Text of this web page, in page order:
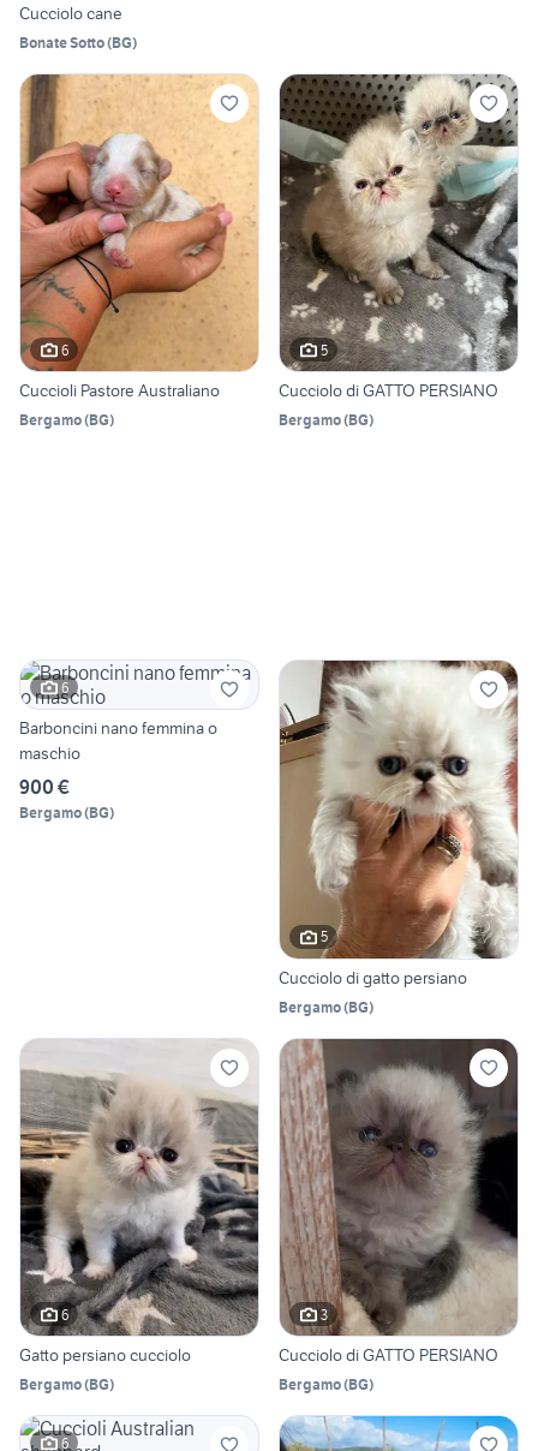
Cucciolo cane
Bonate Sotto(BG)
6
Cuccioli Pastore Australiano
Bergamo(BG)
5
Cucciolo di GATTO PERSIANO
Bergamo(BG)
6
Barboncini nano femmina o
maschio
900 €
Bergamo(BG)
5
Cucciolo di gatto persiano
Bergamo(BG)
6
Gatto persiano cucciolo
Bergamo(BG)
3
Cucciolo di GATTO PERSIANO
Bergamo(BG)
6